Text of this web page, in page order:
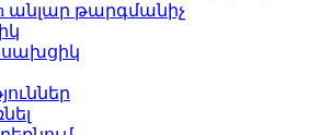
անլար թարգմանիչ